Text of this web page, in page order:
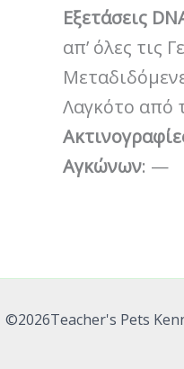
Εξετάσεις
απ’ όλες τις
Λαγκότο από
Αγκώνων: —
©2026Teacher's Pets